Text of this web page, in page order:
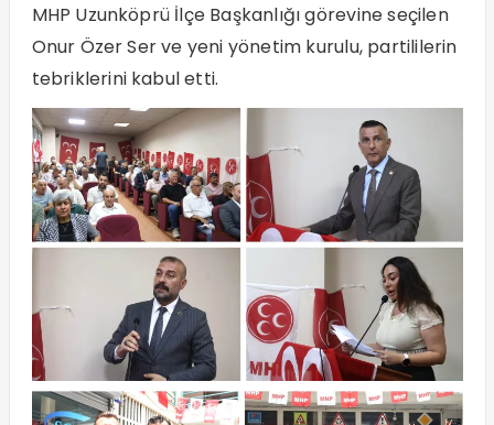
MHP Uzunköprü İlçe Başkanlığı görevine seçilen
Onur Özer Ser ve yeni yönetim kurulu, partililerin
tebriklerini kabul etti.